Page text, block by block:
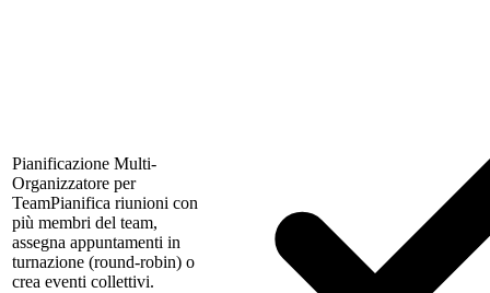
Pianificazione Multi-
Organizzatore per
TeamPianifica riunioni con
più membri del team,
assegna appuntamenti in
turnazione (round-robin) o
crea eventi collettivi.